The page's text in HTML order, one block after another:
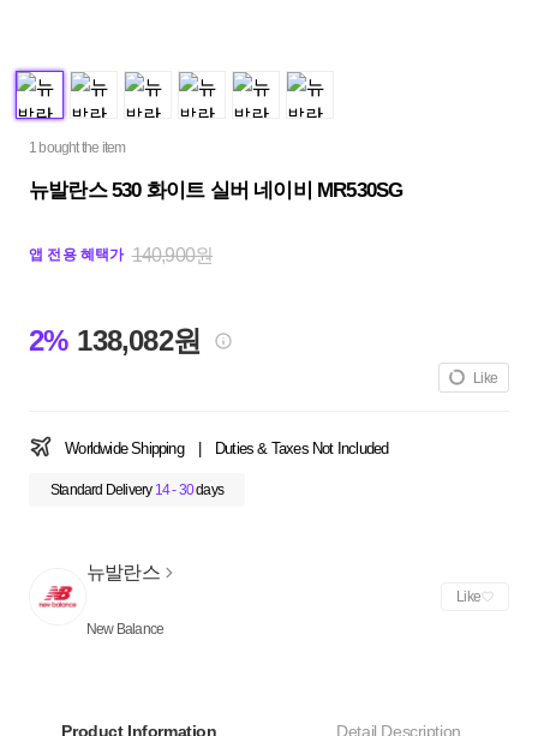
1 bought the item
뉴발란스 530 화이트 실버 네이비 MR530SG
앱 전용 혜택가 140,900원
2% 138,082원
Like
Worldwide Shipping Duties & Taxes Not Included
Standard Delivery 14 - 30days
뉴발란스
New Balance
Like
Product Information Detail Description